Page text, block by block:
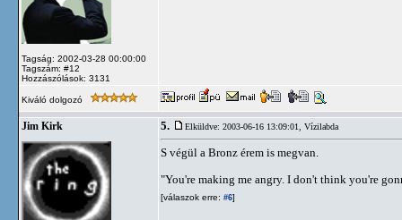
Tagság: 2002-03-28 00:00:00
Tagszám: #12
Hozzászólások: 3131
Kiváló dolgozó
Jim Kirk 5. Elküldve: 2003-06-16 13:09:01, Vízilabda
S végül a Bronz érem is megvan.
"You're making me angry. I don't think you're
[válaszok erre: #6]